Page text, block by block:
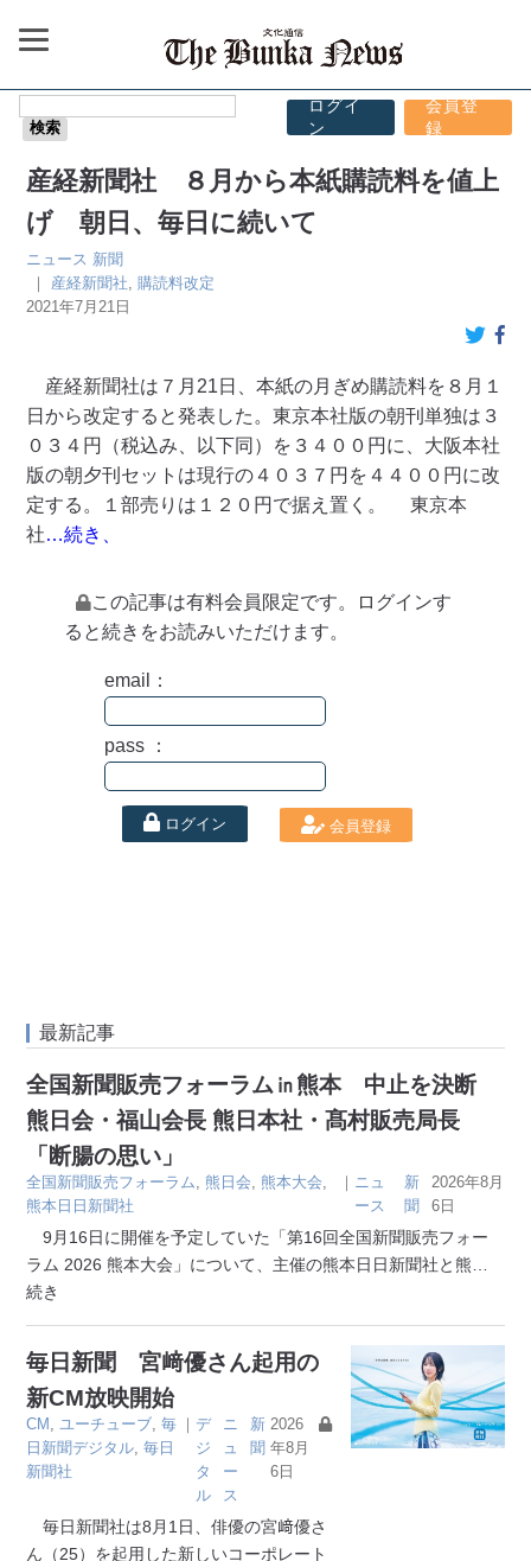
ログイ
ン
会員登
録
産経新聞社 ８月から本紙購読料を値上
げ 朝日、毎日に続いて
ニュース 新聞
｜ 産経新聞社 ,購読料改定
2021年7月21日
産経新聞社は７月21日、本紙の月ぎめ購読料を８月１
日から改定すると発表した。東京本社版の朝刊単独は３
０３４円（税込み、以下同）を３４００円に、大阪本社
版の朝夕刊セットは現行の４０３７円を４４００円に改
定する。１部売りは１２０円で据え置く。 東京本
社…続き、
この記事は有料会員限定です。ログインす
ると続きをお読みいただけます。
email：
pass ：
ログイン 会員登録
最新記事
全国新聞販売フォーラム㏌熊本 中止を決断
熊日会・福山会長 熊日本社・髙村販売局長
「断腸の思い」
全国新聞販売フォーラム, 熊日会, 熊本大会,
熊本日日新聞社
｜ ニュ
ース
新
聞
2026年8月
6日
9月16日に開催を予定していた「第16回全国新聞販売フォー
ラム 2026 熊本大会」について、主催の熊本日日新聞社と熊
続き
毎日新聞 宮﨑優さん起用の
新CM放映開始
CM ,ユーチューブ,毎
日新聞デジタル,毎日
新聞社
｜デ
ジ
タ
ル
ニ
ュ
ー
ス
新
聞
2026
年8月
6日
毎日新聞社は8月1日、俳優の宮﨑優さ
ん（25）を起用した新しいコーポレート